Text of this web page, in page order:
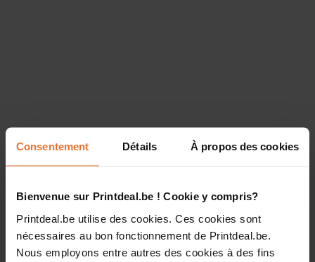
Consentement Détails À propos des cookies
Bienvenue sur Printdeal.be ! Cookie y compris?
Printdeal.be utilise des cookies. Ces cookies sont
nécessaires au bon fonctionnement de Printdeal.be.
Nous employons entre autres des cookies à des fins